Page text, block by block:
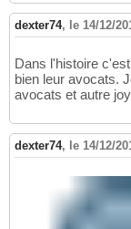
dexter74, le 14/12/
Dans l'histoire
bien leur avocats.
avocats et autre
dexter74, le 14/12/